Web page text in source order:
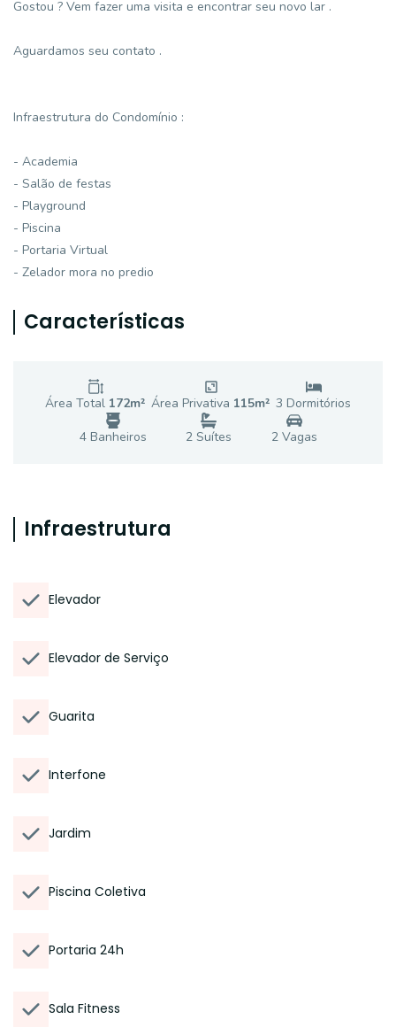
Gostou ? Vem fazer uma visita e encontrar seu novo lar .
Aguardamos seu contato .
Infraestrutura do Condomínio :
- Academia
- Salão de festas
- Playground
- Piscina
- Portaria Virtual
- Zelador mora no predio
Características
Área Total 172m² Área Privativa 115m² 3 Dormitórios
4Banheiros 2 Suítes 2Vagas
Infraestrutura
Elevador
Elevador de Serviço
Guarita
Interfone
Jardim
Piscina Coletiva
Portaria 24h
Sala Fitness